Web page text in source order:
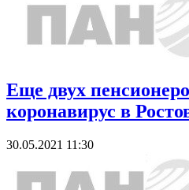
Еще двух
коронавирус в
30.05.2021 11:30